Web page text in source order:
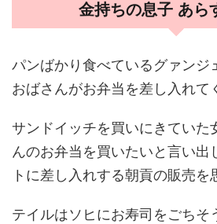
金持ちの息子 あら
パンばかり食べているグァンジ
おばさんがお弁当を差し入れて
サンドイッチを買いにきていた
んのお弁当を買いたいと言い出
トに差し入れする朝貢の販売を
テイルはソヒにお寿司をごちそ